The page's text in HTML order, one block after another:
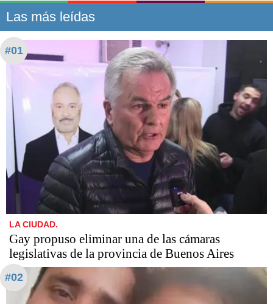
Las más leídas
#01
LA CIUDAD.
Gay propuso eliminar una de las cámaras
legislativas de la provincia de Buenos Aires
#02